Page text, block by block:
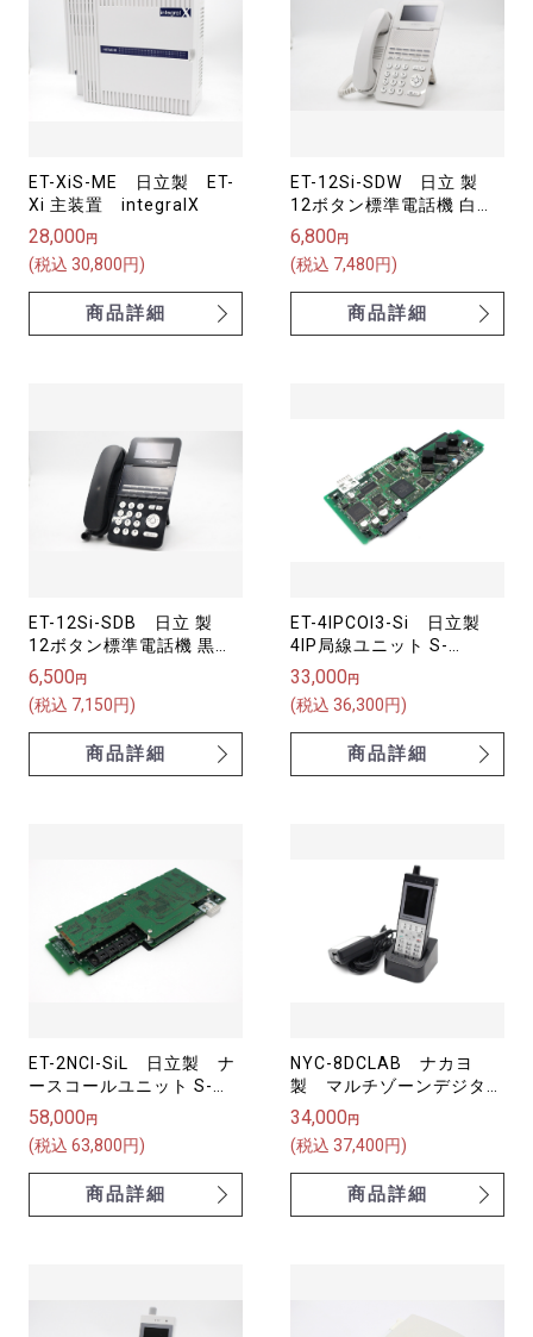
ET-XiS-ME 日立製 ET-
Xi 主装置 integralX
28,000 円
(税込 30,800円)
商品詳細
ET-12Si-SDW 日立 製
12ボタン標準電話機 白
S-integral
6,800 円
(税込 7,480円)
商品詳細
ET-12Si-SDB 日立 製
12ボタン標準電話機 黒
S-integral
6,500 円
(税込 7,150円)
商品詳細
ET-4IPCOI3-Si 日立製
4IP局線ユニット S-
integral(エスインテグラ
ル)
33,000 円
(税込 36,300円)
商品詳細
ET-2NCI-SiL 日立製 ナ
ースコールユニット S-
integral
58,000 円
(税込 63,800円)
商品詳細
NYC-8DCLAB ナカヨ
製 マルチゾーンデジタル
コードレス電話機
34,000 円
(税込 37,400円)
商品詳細